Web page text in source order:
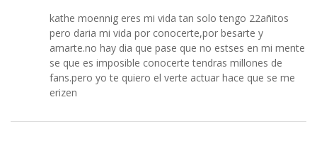
kathe moennig eres mi vida tan solo tengo 22añitos
pero daria mi vida por conocerte,por besarte y
amarte.no hay dia que pase que no estses en mi mente
se que es imposible conocerte tendras millones de
fans.pero yo te quiero el verte actuar hace que se me
erizen